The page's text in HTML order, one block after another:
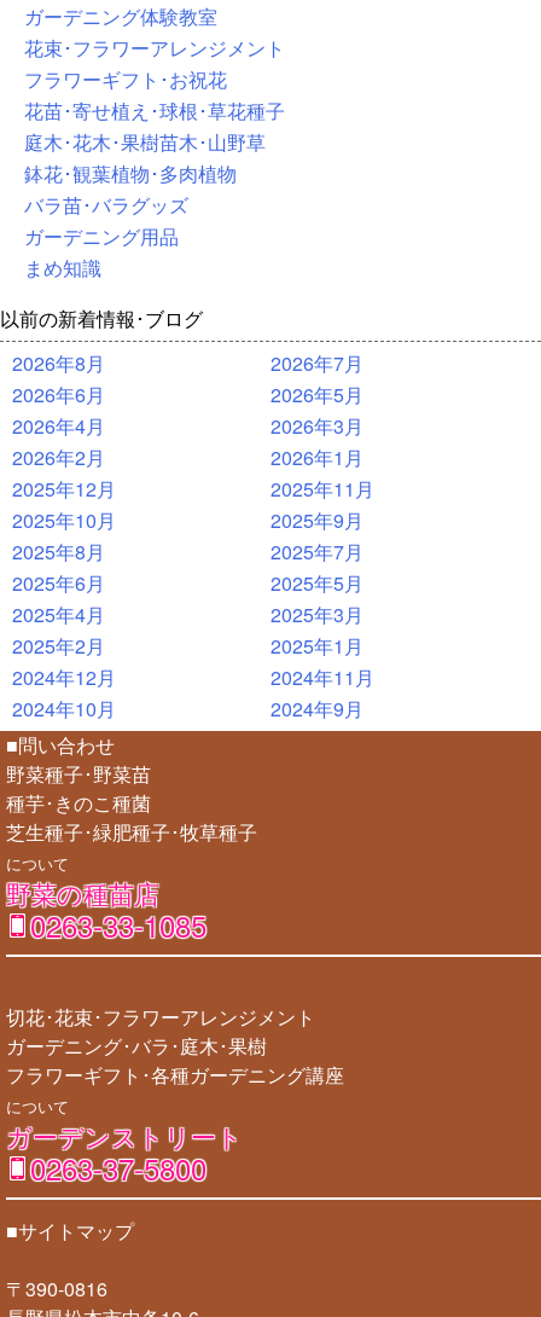
ガーデニング体験教室
花束･フラワーアレンジメント
フラワーギフト･お祝花
花苗･寄せ植え･球根･草花種子
庭木･花木･果樹苗木･山野草
鉢花･観葉植物･多肉植物
バラ苗･バラグッズ
ガーデニング用品
まめ知識
以前の新着情報･ブログ
2026年8月
2026年7月
2026年6月
2026年5月
2026年4月
2026年3月
2026年2月
2026年1月
2025年12月
2025年11月
2025年10月
2025年9月
2025年8月
2025年7月
2025年6月
2025年5月
2025年4月
2025年3月
2025年2月
2025年1月
2024年12月
2024年11月
2024年10月
2024年9月
■問い合わせ
野菜種子･野菜苗
種芋･きのこ種菌
芝生種子･緑肥種子･牧草種子
について
野菜の種苗店
0263-33-1085
切花･花束･フラワーアレンジメント
ガーデニング･バラ･庭木･果樹
フラワーギフト･各種ガーデニング講座
について
ガーデンストリート
0263-37-5800
■サイトマップ
〒390-0816